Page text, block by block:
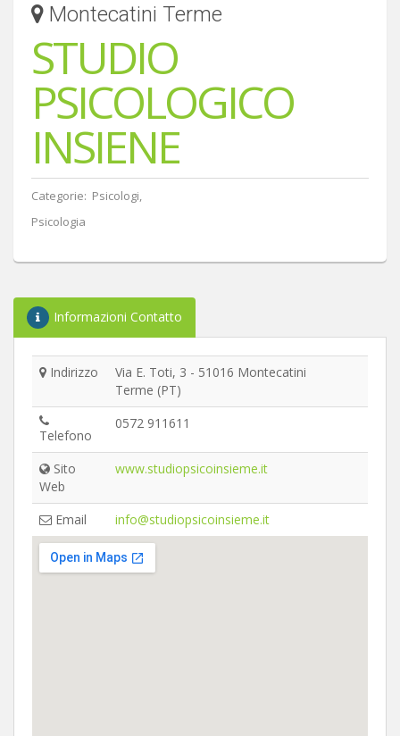
Montecatini Terme
STUDIO
PSICOLOGICO
INSIENE
Categorie: Psicologi,
Psicologia
Informazioni Contatto
Indirizzo
Via E. Toti, 3 - 51016 Montecatini
Terme (PT)
Telefono
0572 911611
Sito
Web
www.studiopsicoinsieme.it
Email info@studiopsicoinsieme.it